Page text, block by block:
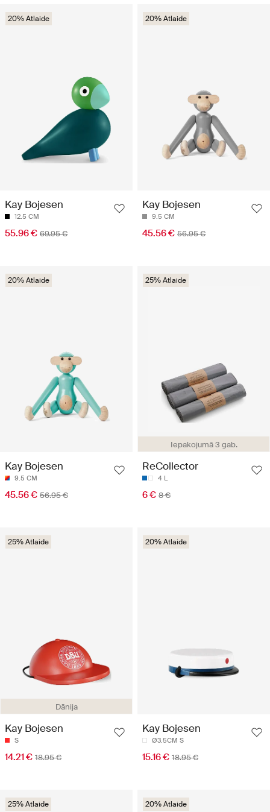
20% Atlaide
Kay Bojesen
12.5 CM
55.96 € 69.95 €
20% Atlaide
Kay Bojesen
9.5 CM
45.56 € 56.95 €
20% Atlaide
Kay Bojesen
9.5 CM
45.56 € 56.95 €
Iepakojumā 3 gab.
25% Atlaide
ReCollector
4 L
6 € 8 €
Dānija
25% Atlaide
Kay Bojesen
S
14.21 € 18.95 €
20% Atlaide
Kay Bojesen
Ø3.5CM S
15.16 € 18.95 €
25% Atlaide 20% Atlaide